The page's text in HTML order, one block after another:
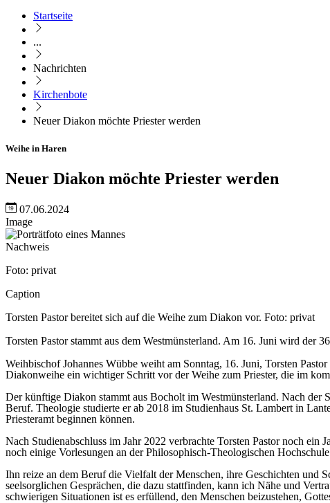
Startseite
...
Nachrichten
Kirchenbote
Neuer Diakon möchte Priester werden
Weihe in Haren
Neuer Diakon möchte Priester werden
07.06.2024
Image
Nachweis
Foto: privat
Caption
Torsten Pastor bereitet sich auf die Weihe zum Diakon vor. Foto: privat
Torsten Pastor stammt aus dem Westmünsterland. Am 16. Juni wird der
Weihbischof Johannes Wübbe weiht am Sonntag, 16. Juni, Torsten
Diakonweihe ein wichtiger Schritt vor der Weihe zum Priester, die im
Der künftige Diakon stammt aus Bocholt im Westmünsterland. Nach der
Beruf. Theologie studierte er ab 2018 im Studienhaus St. Lambert in
Priesteramt beginnen können.
Nach Studienabschluss im Jahr 2022 verbrachte Torsten Pastor noch
noch einige Vorlesungen an der Philosophisch-Theologischen
Ihn reize an dem Beruf die Vielfalt der Menschen, ihre Geschichten und
seelsorglichen Gesprächen, die dazu stattfinden, kann ich Nähe und
schwierigen Situationen ist es erfüllend, den Menschen beizustehen,